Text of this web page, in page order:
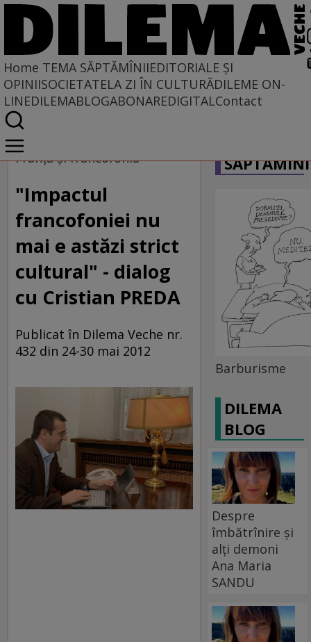
Home TEMA SĂPTĂMÎNIIEDITORIALE ȘI
OPINIISOCIETATELA ZI ÎN CULTURĂDILEME ON-
LINEDILEMABLOGABONAREDIGITALContact
Home
Tema săptămînii
Franţa şi francofonia
"Impactul
francofoniei nu
mai e astăzi strict
cultural" - dialog
cu Cristian PREDA
Publicat în Dilema Veche nr.
432 din 24-30 mai 2012
Barburisme
DILEMA
BLOG
Despre
îmbătrînire și
alți demoni
Ana Maria
SANDU